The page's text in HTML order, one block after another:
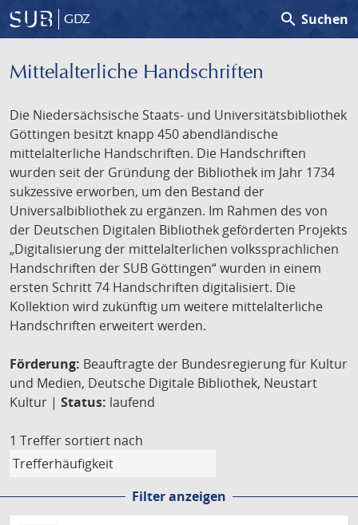
GDZ search Suchen
Mittelalterliche Handschriften
Die Niedersächsische Staats- und Universitätsbibliothek
Göttingen besitzt knapp 450 abendländische
mittelalterliche Handschriften. Die Handschriften
wurden seit der Gründung der Bibliothek im Jahr 1734
sukzessive erworben, um den Bestand der
Universalbibliothek zu ergänzen. Im Rahmen des von
der Deutschen Digitalen Bibliothek geförderten Projekts
„Digitalisierung der mittelalterlichen volkssprachlichen
Handschriften der SUB Göttingen“ wurden in einem
ersten Schritt 74 Handschriften digitalisiert. Die
Kollektion wird zukünftig um weitere mittelalterliche
Handschriften erweitert werden.
Förderung: Beauftragte der Bundesregierung für Kultur
und Medien, Deutsche Digitale Bibliothek, Neustart
Kultur | Status: laufend
1 Treffer sortiert nach
Filter anzeigen